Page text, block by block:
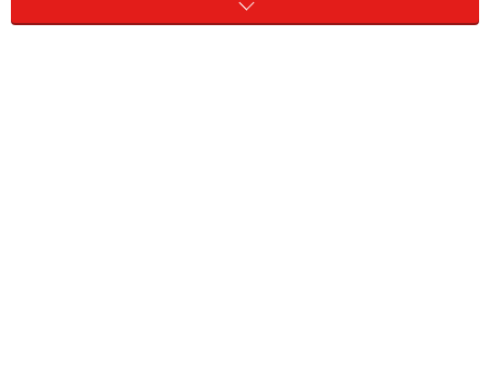
著作権表示は©ではなく、(c)になっています（表記とし